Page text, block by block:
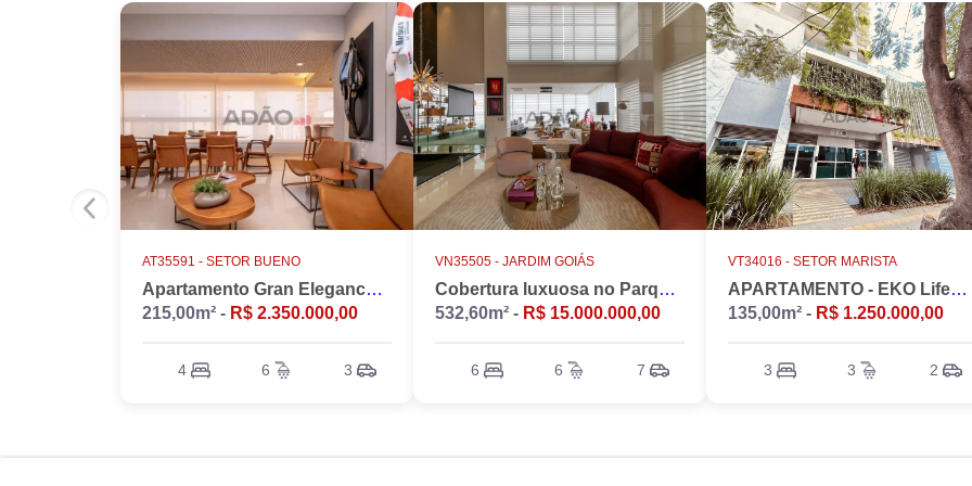
AT35591 - SETOR BUENO
Apartamento Gran Elegance - 4 suites + Home Office
215,00m² - R$ 2.350.000,00
4 6 3
VN35505 - JARDIM GOIÁS
Cobertura luxuosa no Parque Flamboyant, Jardim Goiás. Duplex, 533m2, 4 suítes, Piscina, 7 vagas, nascente.
532,60m² - R$ 15.000.000,00
6 6 7
VT34016 - SETOR MARISTA
APARTAMENTO - EKO LifeStyle
135,00m² - R$ 1.250.000,00
3 3 2